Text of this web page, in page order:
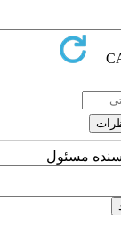
مسئول